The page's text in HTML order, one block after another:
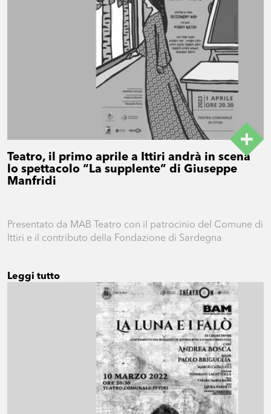
Teatro, il primo aprile a Ittiri andrà in scena
lo spettacolo “La supplente” di Giuseppe
Manfridi
Presentato da MAB Teatro con il patrocinio del Comune di
Ittiri e il contributo della Fondazione di Sardegna
Leggi tutto